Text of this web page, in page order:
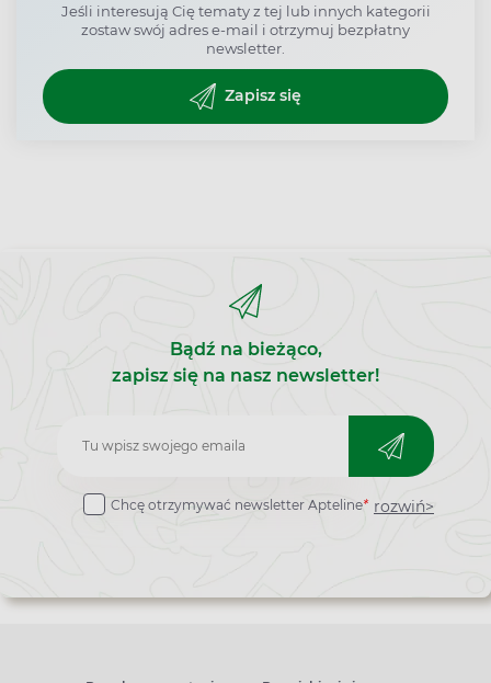
Jeśli interesują Cię tematy z tej lub innych kategorii
zostaw swój adres e-mail i otrzymuj bezpłatny
newsletter.
Zapisz się
Bądź na bieżąco,
zapisz się na nasz newsletter!
Zapisz
Chcę otrzymywać newsletter Apteline* rozwiń>